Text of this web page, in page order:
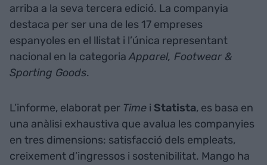
arriba a la seva tercera edició. La companyia
destaca per ser una de les 17 empreses
espanyoles en el llistat i l’única representant
nacional en la categoriaApparel, Footwear &
Sporting Goods.
L’informe, elaborat per Time i Statista, es basa en
una anàlisi exhaustiva que avalua les companyies
en tres dimensions: satisfacció dels empleats,
creixement d’ingressos i sostenibilitat. Mango ha